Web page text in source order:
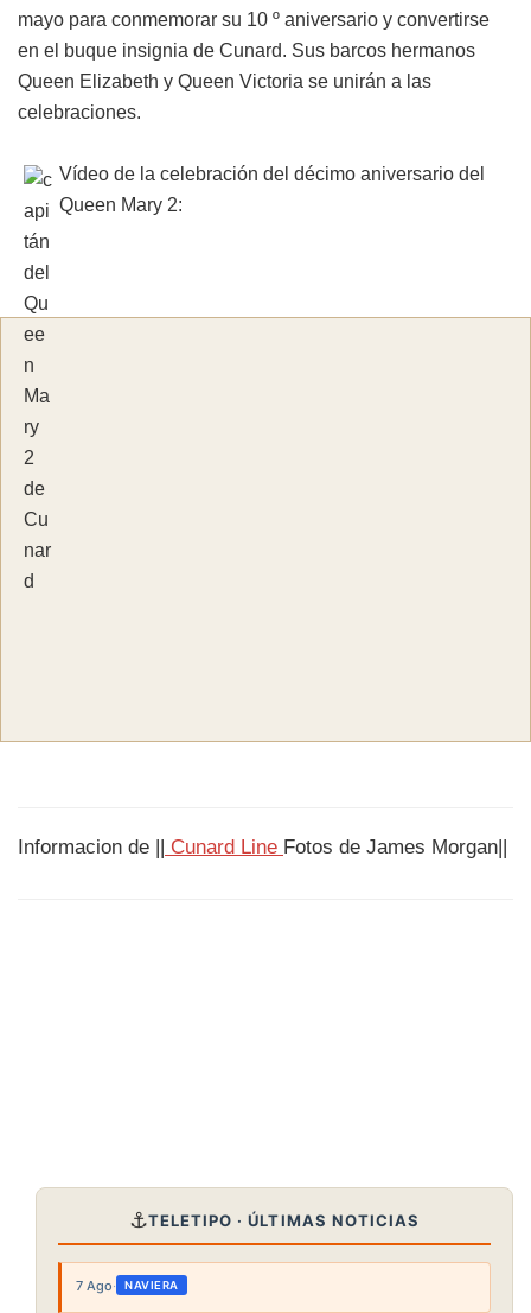
mayo para conmemorar su 10 º aniversario y convertirse
en el buque insignia de Cunard. Sus barcos hermanos
Queen Elizabeth y Queen Victoria se unirán a las
celebraciones.
Vídeo de la celebración del décimo aniversario del
Queen Mary 2:
Informacion de || Cunard Line Fotos de James Morgan||
⚓TELETIPO · ÚLTIMAS NOTICIAS
7 Ago· NAVIERA